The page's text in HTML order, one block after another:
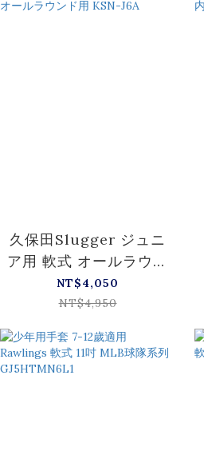
久保田Slugger ジュニ
ア用 軟式 オールラウン
ド用 KSN-J6A
NT$4,050
NT$4,950